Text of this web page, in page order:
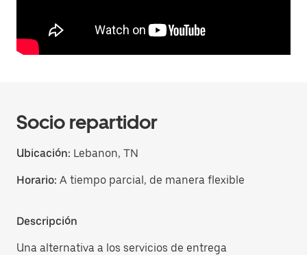
Socio repartidor
Ubicación: Lebanon, TN
Horario: A tiempo parcial, de manera flexible
Descripción
Una alternativa a los servicios de entrega